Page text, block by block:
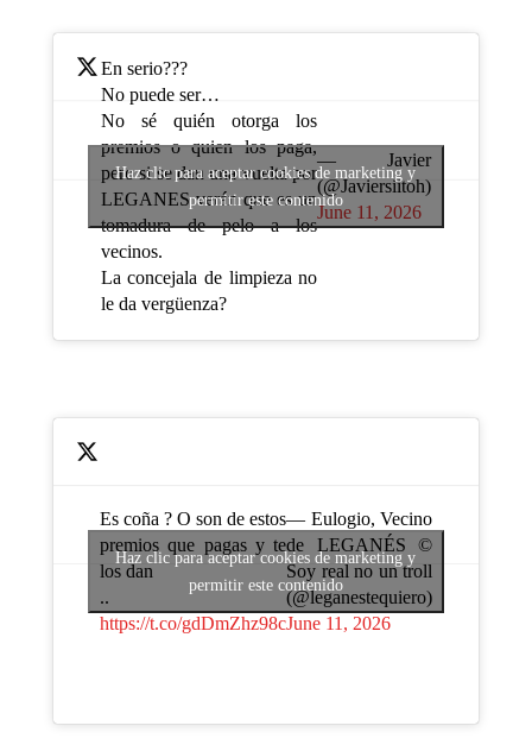
En serio???
No puede ser…
No sé quién otorga los
premios o quien los paga,
pero si se dan una vuelta por
LEGANES verán que es un
tomadura de pelo a los
vecinos.
La concejala de limpieza no
le da vergüenza?
— Javier
(@Javiersiitoh)
June 11, 2026
Haz clic para aceptar cookies de marketing y
permitir este contenido
Es coña ? O son de estos
premios que pagas y te
los dan
..
https://t.co/gdDmZhz98c
— Eulogio, Vecino
de LEGANÉS ©️
Soy real no un troll
(@leganestequiero)
June 11, 2026
Haz clic para aceptar cookies de marketing y
permitir este contenido